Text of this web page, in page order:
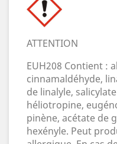
ATTENTION
EUH208 Contient :
cinnamaldéhyde,
de linalyle,
héliotropine,
pinène, acétate de
hexényle. Peut